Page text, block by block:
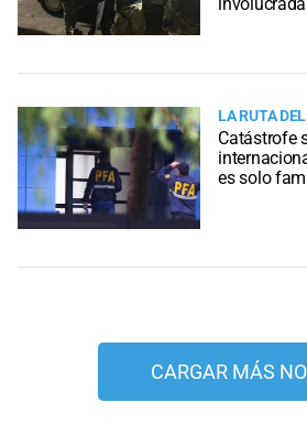
LA RUTA
Catástrofe
es solo
CARGAR MÁS